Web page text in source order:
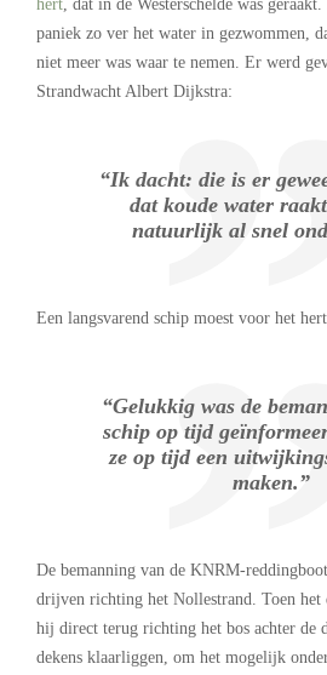
hert , dat in de Westerschelde was
paniek zo ver het water in gezwommen,
niet meer was waar te nemen. Er werd
Strandwacht Albert Dijkstra:
“Ik dacht: die is er
dat koude water
natuurlijk al snel
Een langsvarend schip moest voor het
“Gelukkig was de
schip op tijd
ze op tijd een
maken.”
De bemanning van de KNRM-
drijven richting het Nollestrand. Toen het
hij direct terug richting het bos achter de
dekens klaarliggen, om het mogelijk